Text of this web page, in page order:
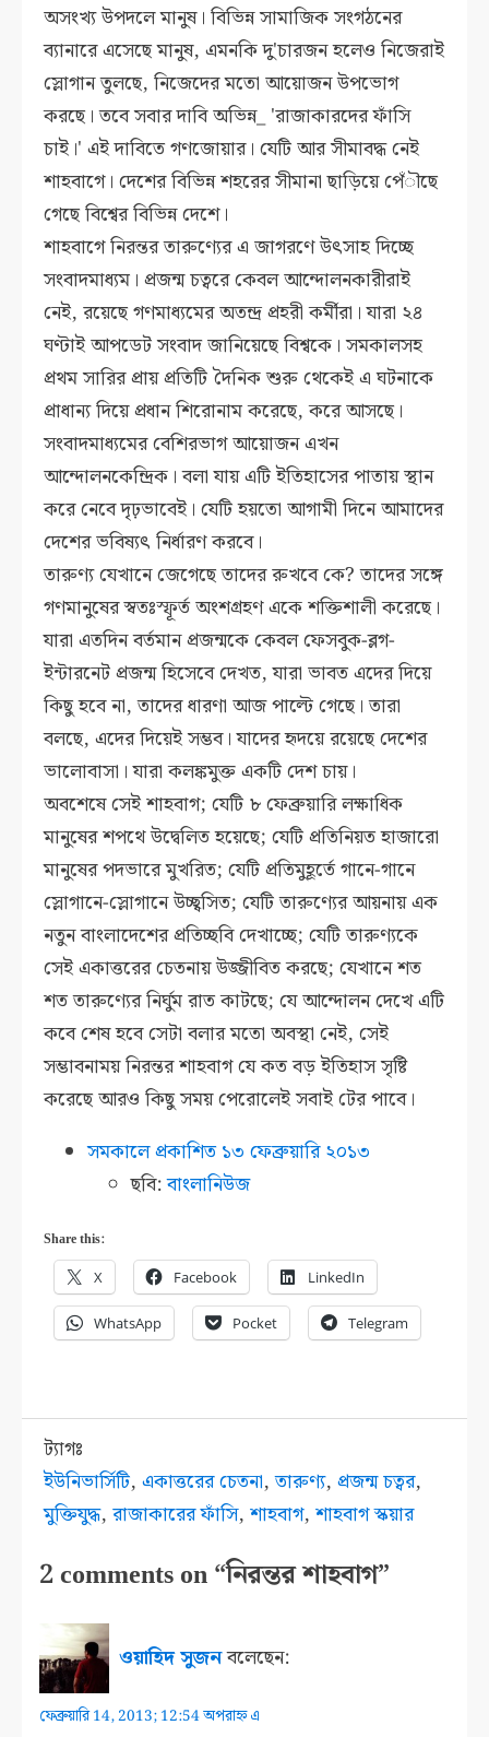
অসংখ্য উপদলে মানুষ। বিভিন্ন সামাজিক সংগঠনের
ব্যানারে এসেছে মানুষ, এমনকি দু'চারজন হলেও নিজেরাই
স্লোগান তুলছে, নিজেদের মতো আয়োজন উপভোগ
করছে। তবে সবার দাবি অভিন্ন_ 'রাজাকারদের ফাঁসি
চাই।' এই দাবিতে গণজোয়ার। যেটি আর সীমাবদ্ধ নেই
শাহবাগে। দেশের বিভিন্ন শহরের সীমানা ছাড়িয়ে পেঁৗছে
গেছে বিশ্বের বিভিন্ন দেশে।
শাহবাগে নিরন্তর তারুণ্যের এ জাগরণে উৎসাহ দিচ্ছে
সংবাদমাধ্যম। প্রজন্ম চত্বরে কেবল আন্দোলনকারীরাই
নেই, রয়েছে গণমাধ্যমের অতন্দ্র প্রহরী কর্মীরা। যারা ২৪
ঘণ্টাই আপডেট সংবাদ জানিয়েছে বিশ্বকে। সমকালসহ
প্রথম সারির প্রায় প্রতিটি দৈনিক শুরু থেকেই এ ঘটনাকে
প্রাধান্য দিয়ে প্রধান শিরোনাম করেছে, করে আসছে।
সংবাদমাধ্যমের বেশিরভাগ আয়োজন এখন
আন্দোলনকেন্দ্রিক। বলা যায় এটি ইতিহাসের পাতায় স্থান
করে নেবে দৃঢ়ভাবেই। যেটি হয়তো আগামী দিনে আমাদের
দেশের ভবিষ্যৎ নির্ধারণ করবে।
তারুণ্য যেখানে জেগেছে তাদের রুখবে কে? তাদের সঙ্গে
গণমানুষের স্বতঃস্ফূর্ত অংশগ্রহণ একে শক্তিশালী করেছে।
যারা এতদিন বর্তমান প্রজন্মকে কেবল ফেসবুক-ব্লগ-
ইন্টারনেট প্রজন্ম হিসেবে দেখত, যারা ভাবত এদের দিয়ে
কিছু হবে না, তাদের ধারণা আজ পাল্টে গেছে। তারা
বলছে, এদের দিয়েই সম্ভব। যাদের হৃদয়ে রয়েছে দেশের
ভালোবাসা। যারা কলঙ্কমুক্ত একটি দেশ চায়।
অবশেষে সেই শাহবাগ; যেটি ৮ ফেব্রুয়ারি লক্ষাধিক
মানুষের শপথে উদ্বেলিত হয়েছে; যেটি প্রতিনিয়ত হাজারো
মানুষের পদভারে মুখরিত; যেটি প্রতিমুহূর্তে গানে-গানে
স্লোগানে-স্লোগানে উচ্ছ্বসিত; যেটি তারুণ্যের আয়নায় এক
নতুন বাংলাদেশের প্রতিচ্ছবি দেখাচ্ছে; যেটি তারুণ্যকে
সেই একাত্তরের চেতনায় উজ্জীবিত করছে; যেখানে শত
শত তারুণ্যের নির্ঘুম রাত কাটছে; যে আন্দোলন দেখে এটি
কবে শেষ হবে সেটা বলার মতো অবস্থা নেই, সেই
সম্ভাবনাময় নিরন্তর শাহবাগ যে কত বড় ইতিহাস সৃষ্টি
করেছে আরও কিছু সময় পেরোলেই সবাই টের পাবে।
সমকালে প্রকাশিত ১৩ ফেব্রুয়ারি ২০১৩
ছবি:বাংলানিউজ
Share this:
X Facebook LinkedIn
WhatsApp Pocket Telegram
ট্যাগঃ
ইউনিভার্সিটি,একাত্তরের চেতনা,তারুণ্য,প্রজন্ম চত্বর,
মুক্তিযুদ্ধ,রাজাকারের ফাঁসি,শাহবাগ,শাহবাগ স্কয়ার
2 comments on “নিরন্তর শাহবাগ”
ওয়াহিদ সুজনবলেছেন:
ফেব্রুয়ারি 14, 2013; 12:54 অপরাহ্ন এ